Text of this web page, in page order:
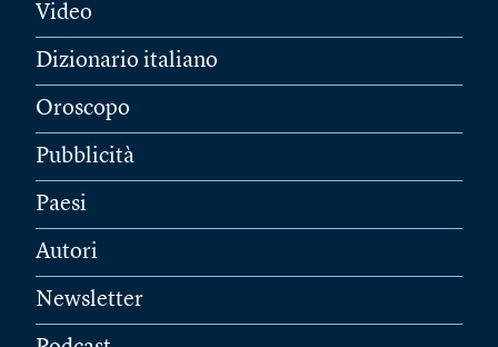
Video
Dizionario italiano
Oroscopo
Pubblicità
Paesi
Autori
Newsletter